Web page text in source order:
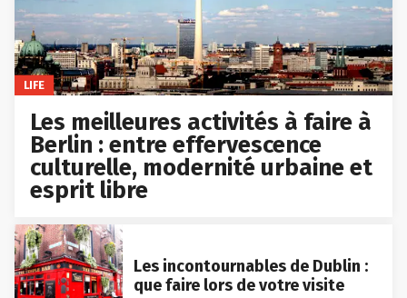
LIFE
Les meilleures activités à faire à
Berlin : entre effervescence
culturelle, modernité urbaine et
esprit libre
Les incontournables de Dublin :
que faire lors de votre visite